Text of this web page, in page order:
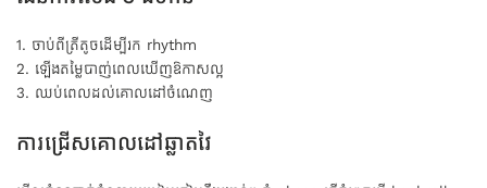
1. ចាប់ពីត្រីតូចដើម្បីរក rhythm
2. ឡើងតម្លៃបាញ់ពេលឃើញឱកាសល្អ
3. ឈប់ពេលដល់គោលដៅចំណេញ
ការជ្រើសគោលដៅឆ្លាតវៃ